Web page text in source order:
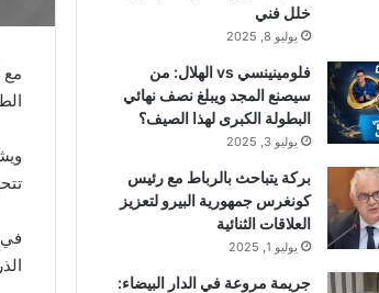
مع
في
خلل فني
يوليو 8, 2025
فلومينينسي vs الهلال: من
سيصنع المجد ويبلغ نصف نهائي
البطولة الكبرى لهذا الصيف؟
يوليو 3, 2025
بركة يتباحث بالرباط مع رئيس
كونغرس جمهورية البيرو لتعزيز
العلاقات الثنائية
يوليو 1, 2025
جريمة مروعة في الدار البيضاء: